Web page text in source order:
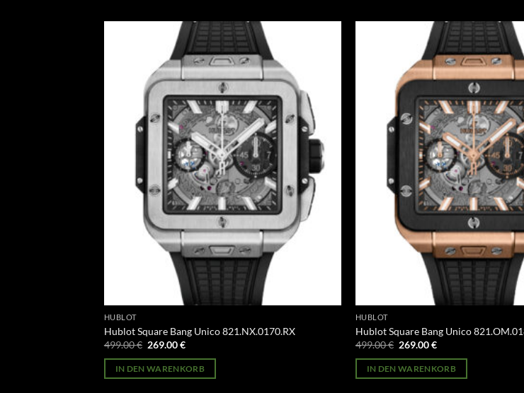
HUBLOT
Hublot Square Bang Unico 821.NX.0170.RX
499.00€ Ursprünglicher
war:
499.00 €
269.00€Aktueller
ist:
269.00 €.
IN DEN WARENKORB
HUBLOT
Hublot Square Bang Unico
499.00€ Ursprünglicher
war:
499.00 €
269.00€Aktueller
ist:
269.00 €.
IN DEN WARENKORB